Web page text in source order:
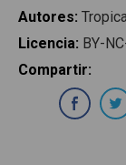
Autores:
Licencia: BY-
Compartir: